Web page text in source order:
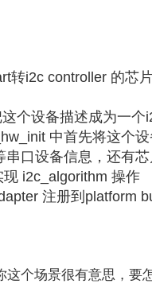
转i2c controller 的芯
个设备描述成为一个
中首先将这个
口设备信息，还有
i2c_algorithm 操作
注册到platform
这个场景很有意思，要